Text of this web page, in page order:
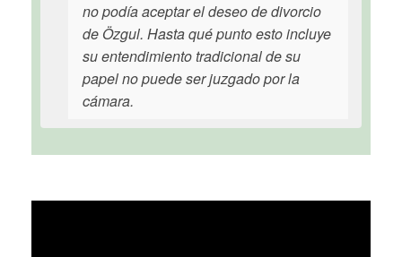
no podía aceptar el deseo de divorcio
de Özgul. Hasta qué punto esto incluye
su entendimiento tradicional de su
papel no puede ser juzgado por la
cámara.